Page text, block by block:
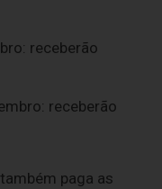
receberão
receberão
paga as